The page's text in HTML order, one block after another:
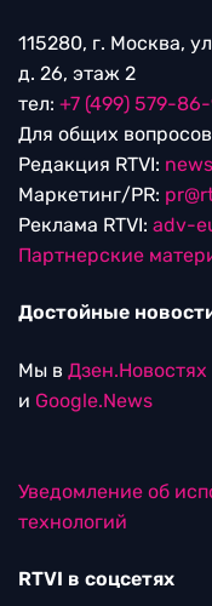
115280, г. Москва,
д. 26, этаж 2
тел: +7 (499) 579-
Для общих
Редакция RTVI:
Маркетинг/PR:
Реклама RTVI: adv-
Партнерские
Достойные
Мы в Дзен.Новостях
и Google.News
Уведомление об
технологий
RTVI в соцсетях